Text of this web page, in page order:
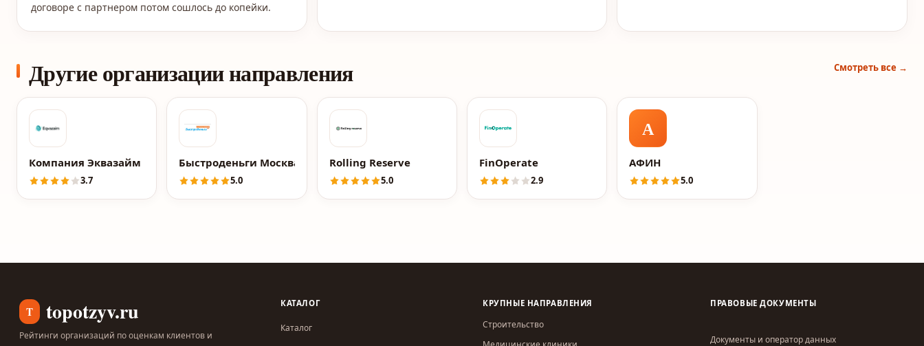
договоре с партнером потом сошлось до копейки.
Другие организации направления Смотреть все →
Компания Эквазайм
3.7
Быстроденьги Москва
5.0
Rolling Reserve
5.0
FinOperate
2.9
А
АФИН
5.0
T topotzyv.ru
Рейтинги организаций по оценкам клиентов и
КАТАЛОГ
Каталог
КРУПНЫЕ НАПРАВЛЕНИЯ
Строительство
ПРАВОВЫЕ ДОКУМЕНТЫ
Документы и оператор данных